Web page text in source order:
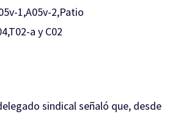
1,A05v-2,Patio
a y C02
sindical señaló que, desde